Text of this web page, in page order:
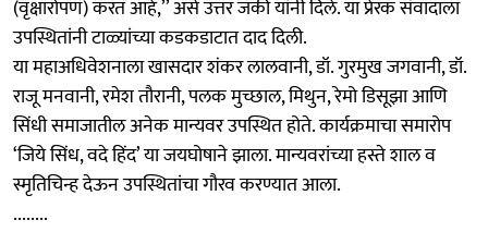
(वृक्षारोपण) करत आहे,’’ असे उत्तर ​जॅकी यांनी दिले. या प्रेरक संवादाला
उपस्थितांनी टाळ्यांच्या कडकडाटात दाद दिली.
​या महाअधिवेशनाला खासदार शंकर लालवानी, डॉ. गुरमुख जगवानी, डॉ.
राजू मनवानी, रमेश तौरानी, पलक मुच्छाल, मिथुन, रेमो डिसूझा आणि
सिंधी समाजातील अनेक मान्यवर उपस्थित होते. कार्यक्रमाचा समारोप
‘जिये सिंध, वदे हिंद’ या जयघोषाने झाला. मान्यवरांच्या हस्ते शाल व
स्मृतिचिन्ह देऊन उपस्थितांचा गौरव करण्यात आला.
........